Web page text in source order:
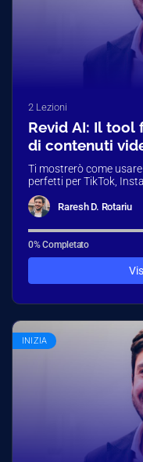
2 Lezioni
Revid AI: Il tool
di contenuti
Ti mostrerò come
perfetti per TikTok,
corso imparerai…
Raresh D. Rotariu
0% Completato
INIZIA